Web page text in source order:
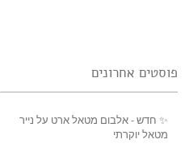
פוסטים אחרונים
✨ חדש - אלבום מטאל ארט על נייר
מטאל יוקרתי